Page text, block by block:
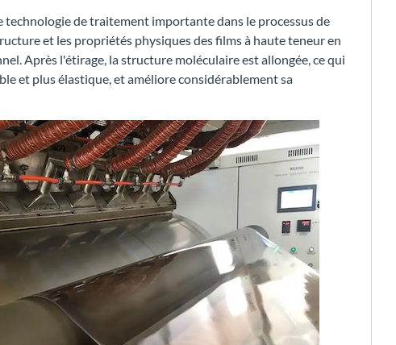
technologie de traitement importante dans le processus de
et les propriétés physiques des films à haute teneur en
Après l'étirage, la structure moléculaire est allongée, ce qui
et plus élastique, et améliore considérablement sa